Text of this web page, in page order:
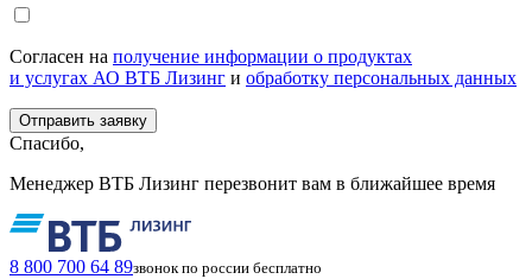
Согласен на получение информации о продуктах
и услугах АО ВТБ Лизинг и обработку персональных данных
Спасибо,
Менеджер ВТБ Лизинг перезвонит вам в ближайшее время
8 800 700 64 89звонок по россии бесплатно